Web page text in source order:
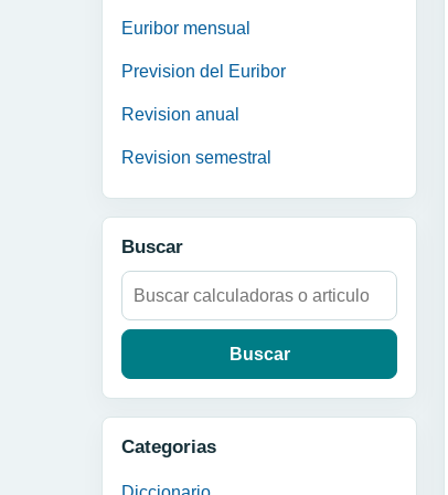
Euribor mensual
Prevision del Euribor
Revision anual
Revision semestral
Buscar
Buscar:
Categorias